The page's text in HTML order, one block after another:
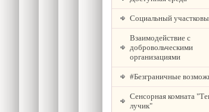
Социальный
Взаимодействие с
добровольческими
организациями
#Безграничные
Сенсорная комната
лучик"